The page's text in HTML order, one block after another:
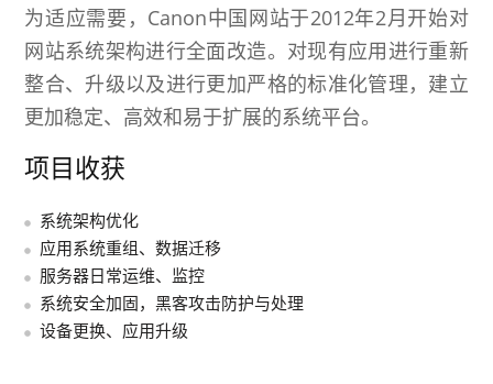
为适应需要，Canon中国网站于2012年2月开始对
网站系统架构进行全面改造。对现有应用进行重新
整合、升级以及进行更加严格的标准化管理，建立
更加稳定、高效和易于扩展的系统平台。
项目收获
系统架构优化
应用系统重组、数据迁移
服务器日常运维、监控
系统安全加固，黑客攻击防护与处理
设备更换、应用升级